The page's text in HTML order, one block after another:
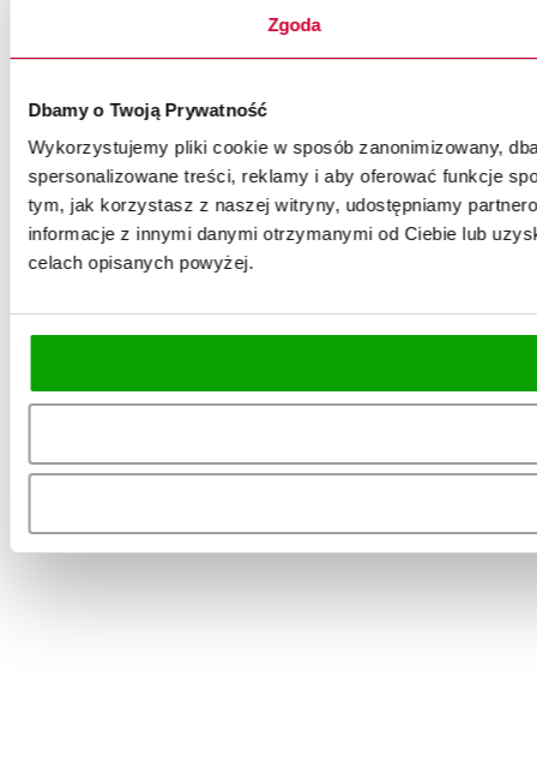
Zgoda
Dbamy o Twoją Prywatność
Wykorzystujemy pliki cookie w sposób zanonimizowany,
spersonalizowane treści, reklamy i aby oferować funkcje
tym, jak korzystasz z naszej witryny, udostępniamy
informacje z innymi danymi otrzymanymi od Ciebie lub
celach opisanych powyżej.